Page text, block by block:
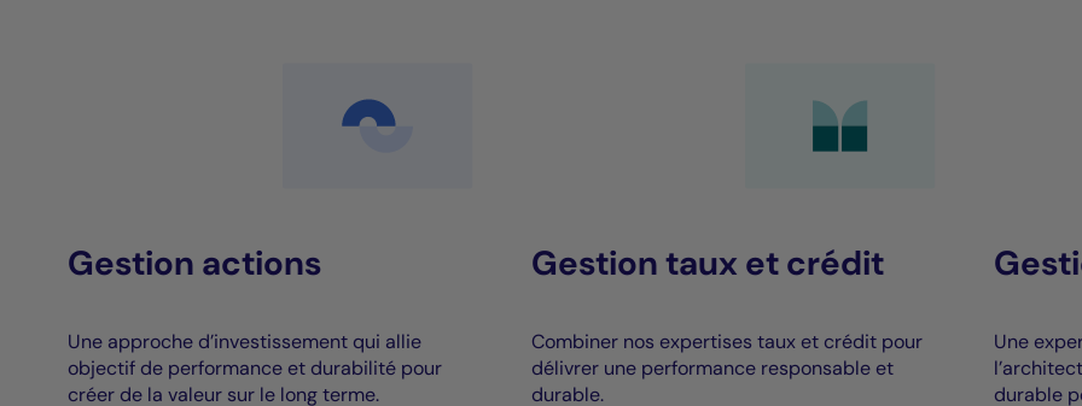
Gestion actions
Une approche d’investissement qui allie
objectif de performance et durabilité pour
créer de la valeur sur le long terme.
Gestion taux et crédit
Combiner nos expertises taux et crédit pour
délivrer une performance responsable et
durable.
Une
durable